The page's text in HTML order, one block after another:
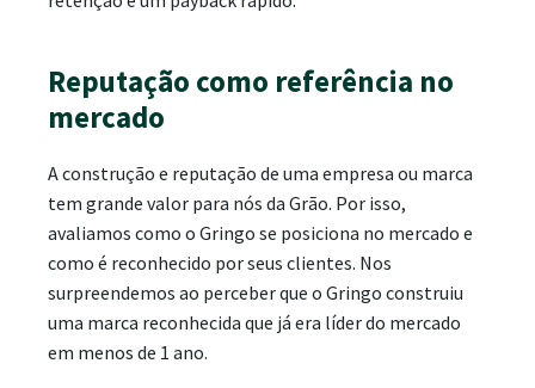
Reputação como referência no
mercado
A construção e reputação de uma empresa ou marca
tem grande valor para nós da Grão. Por isso,
avaliamos como o Gringo se posiciona no mercado e
como é reconhecido por seus clientes. Nos
surpreendemos ao perceber que o Gringo construiu
uma marca reconhecida que já era líder do mercado
em menos de 1 ano.